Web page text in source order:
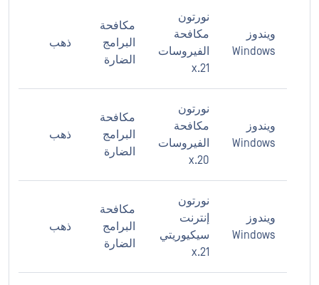
ويندوز
Windows
نورتون
مكافحة
الفيروسات
21.x
مكافحة
البرامج
الضارة
ذهب
ويندوز
Windows
نورتون
مكافحة
الفيروسات
20.x
مكافحة
البرامج
الضارة
ذهب
ويندوز
Windows
نورتون
إنترنت
سيكيوريتي
21.x
مكافحة
البرامج
الضارة
ذهب